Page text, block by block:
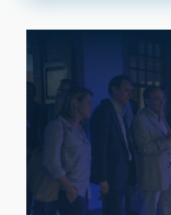
LÍNEAS DE
LÍNEAS DE